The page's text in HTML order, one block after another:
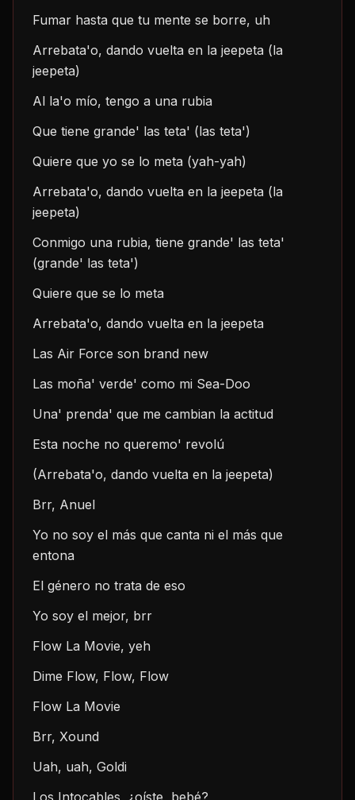
Fumar hasta que tu mente se borre, uh
Arrebata'o, dando vuelta en la jeepeta (la
jeepeta)
Al la'o mío, tengo a una rubia
Que tiene grande' las teta' (las teta')
Quiere que yo se lo meta (yah-yah)
Arrebata'o, dando vuelta en la jeepeta (la
jeepeta)
Conmigo una rubia, tiene grande' las teta'
(grande' las teta')
Quiere que se lo meta
Arrebata'o, dando vuelta en la jeepeta
Las Air Force son brand new
Las moña' verde' como mi Sea-Doo
Una' prenda' que me cambian la actitud
Esta noche no queremo' revolú
(Arrebata'o, dando vuelta en la jeepeta)
Brr, Anuel
Yo no soy el más que canta ni el más que
entona
El género no trata de eso
Yo soy el mejor, brr
Flow La Movie, yeh
Dime Flow, Flow, Flow
Flow La Movie
Brr, Xound
Uah, uah, Goldi
Los Intocables, ¿oíste, bebé?